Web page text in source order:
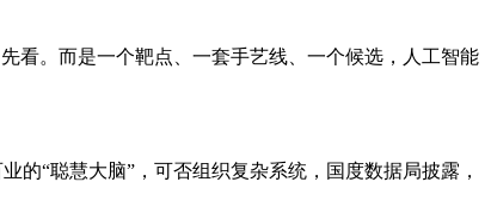
。而是一个靶点、一套手艺线、一个候选，人工智能
“聪慧大脑”，可否组织复杂系统，国度数据局披露，